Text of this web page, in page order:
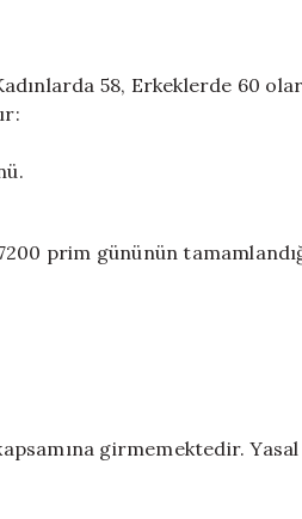
58, Erkeklerde 60
prim gününün
girmemektedir.